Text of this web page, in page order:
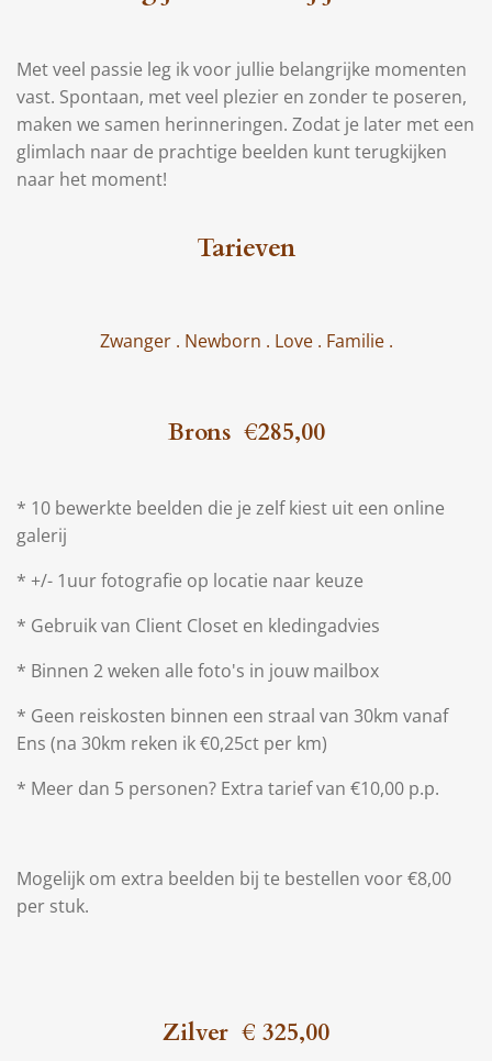
Met veel passie leg ik voor jullie belangrijke momenten
vast. Spontaan, met veel plezier en zonder te poseren,
maken we samen herinneringen. Zodat je later met een
glimlach naar de prachtige beelden kunt terugkijken
naar het moment!
Tarieven
Zwanger . Newborn . Love . Familie .
Brons €285,00
* 10 bewerkte beelden die je zelf kiest uit een online
galerij
* +/- 1uur fotografie op locatie naar keuze
* Gebruik van Client Closet en kledingadvies
* Binnen 2 weken alle foto's in jouw mailbox
* Geen reiskosten binnen een straal van 30km vanaf
Ens (na 30km reken ik €0,25ct per km)
* Meer dan 5 personen? Extra tarief van €10,00 p.p.
Mogelijk om extra beelden bij te bestellen voor €8,00
per stuk.
Zilver € 325,00